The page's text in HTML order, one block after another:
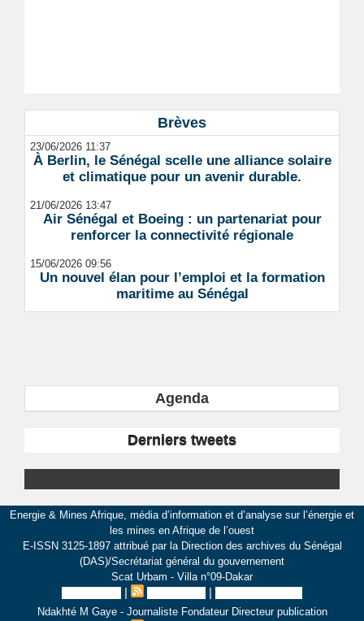
Brèves
23/06/2026 11:37
À Berlin, le Sénégal scelle une alliance solaire
et climatique pour un avenir durable.
21/06/2026 13:47
Air Sénégal et Boeing : un partenariat pour
renforcer la connectivité régionale
15/06/2026 09:56
Un nouvel élan pour l’emploi et la formation
maritime au Sénégal
Agenda
Derniers tweets
Energie & Mines Afrique, média d’information et d’analyse sur l’énergie et
les mines en Afrique de l’ouest
E-ISSN 3125-1897 attribué par la Direction des archives du Sénégal
(DAS)/Secrétariat général du gouvernement
Scat Urbam - Villa n°09-Dakar
| |
Ndakhté M Gaye - Journaliste Fondateur Directeur publication